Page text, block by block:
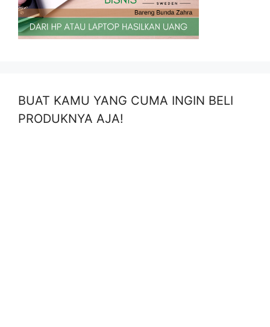
BUAT KAMU YANG CUMA INGIN BELI
PRODUKNYA AJA!